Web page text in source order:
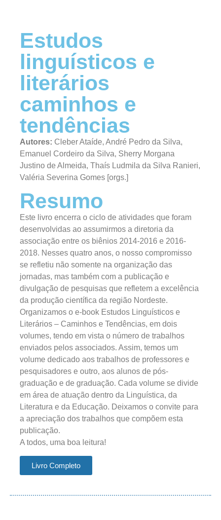
Estudos
linguísticos e
literários
caminhos e
tendências
Autores: Cleber Ataíde, André Pedro da Silva,
Emanuel Cordeiro da Silva, Sherry Morgana
Justino de Almeida, Thaís Ludmila da Silva Ranieri,
Valéria Severina Gomes [orgs.]
Resumo
Este livro encerra o ciclo de atividades que foram
desenvolvidas ao assumirmos a diretoria da
associação entre os biênios 2014-2016 e 2016-
2018. Nesses quatro anos, o nosso compromisso
se refletiu não somente na organização das
jornadas, mas também com a publicação e
divulgação de pesquisas que refletem a excelência
da produção científica da região Nordeste.
Organizamos o e-book Estudos Linguísticos e
Literários – Caminhos e Tendências, em dois
volumes, tendo em vista o número de trabalhos
enviados pelos associados. Assim, temos um
volume dedicado aos trabalhos de professores e
pesquisadores e outro, aos alunos de pós-
graduação e de graduação. Cada volume se divide
em área de atuação dentro da Linguística, da
Literatura e da Educação. Deixamos o convite para
a apreciação dos trabalhos que compõem esta
publicação.
A todos, uma boa leitura!
Livro Completo